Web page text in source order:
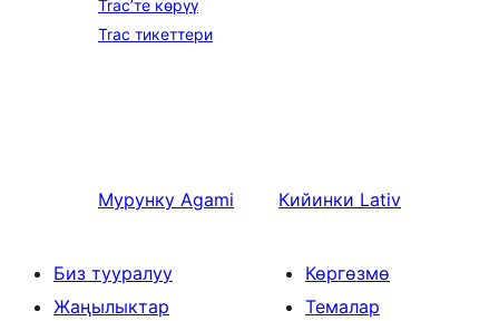
Trac’те көрүү
Trac тикеттери
Мурунку Agami Кийинки Lativ
Биз тууралуу
Жаңылыктар
Көргөзмө
Темалар